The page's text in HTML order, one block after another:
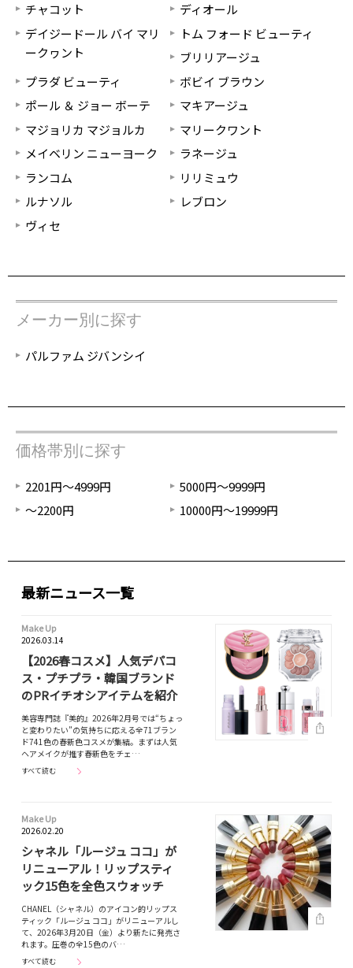
チャコット
ディオール
デイジードール バイ マリ
ークヮント
トム フォード ビューティ
ブリリアージュ
プラダ ビューティ
ボビイ ブラウン
ポール ＆ ジョー ボーテ
マキアージュ
マジョリカ マジョルカ
マリークワント
メイベリン ニューヨーク
ラネージュ
ランコム
リリミュウ
ルナソル
レブロン
ヴィセ
メーカー別に探す
パルファム ジバンシイ
価格帯別に探す
2201円～4999円
5000円～9999円
～2200円
10000円～19999円
最新ニュース一覧
Make Up
2026.03.14
【2026春コスメ】人気デパコ
ス・プチプラ・韓国ブランド
のPRイチオシアイテムを紹介
美容専門誌『美的』2026年2月号では“ちょっ
と変わりたい”の気持ちに応える全71ブラン
ド741色の春新色コスメが集結。まずは人気
ヘアメイクが推す春新色をチェ…
すべて読む
Make Up
2026.02.20
シャネル「ルージュ ココ」が
リニューアル！リップスティ
ック15色を全色スウォッチ
CHANEL（シャネル）のアイコン的リップス
ティック「ルージュ ココ」がリニューアルし
て、2026年3月20日（金）より新たに発売さ
れます。圧巻の全15色のバ…
すべて読む